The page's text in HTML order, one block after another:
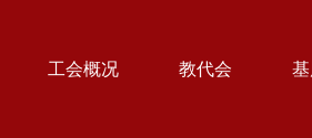
工会概况 教代会